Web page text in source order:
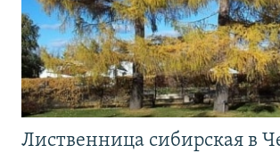
Лиственница сибирская в